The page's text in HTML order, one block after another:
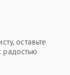
оставьте